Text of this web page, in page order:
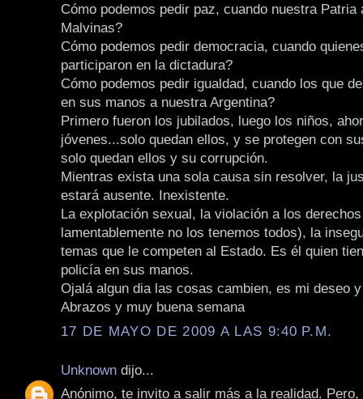
Cómo podemos pedir paz, cuando nuestra Patria
Malvinas?
Cómo podemos pedir democracia, cuando
participaron en la dictadura?
Cómo podemos pedir igualdad, cuando los que
en sus manos a nuestra Argentina?
Primero fueron los jubilados, luego los niños,
jóvenes...solo quedan ellos, y se protegen con
solo quedan ellos y su corrupción.
Mientras exista una sola causa sin resolver, la
estará ausente. Inexistente.
La explotación sexual, la violación a los
lamentablemente no los tenemos todos), la
temas que le competen al Estado. Es él quien
policía en sus manos.
Ojalá algun dia las cosas cambien, es mi deseo
Abrazos y muy buena semana
17 DE MAYO DE 2009 A LAS 9:40 P.M.
Unknown dijo...
Anónimo, te invito a salir más a la realidad.